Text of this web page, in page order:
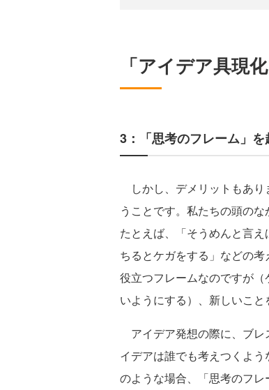
「アイデア具現
3：「思考のフレーム」
しかし、デメリットもあり
うことです。私たちの頭の
たとえば、「そうめんと言
ちるとケガをする」などの
役立つフレームなのですが
いようにする）、新しいこと
アイデア発想の際に、ブレ
イデアは誰でも考えつくよ
のような場合、「思考のフ